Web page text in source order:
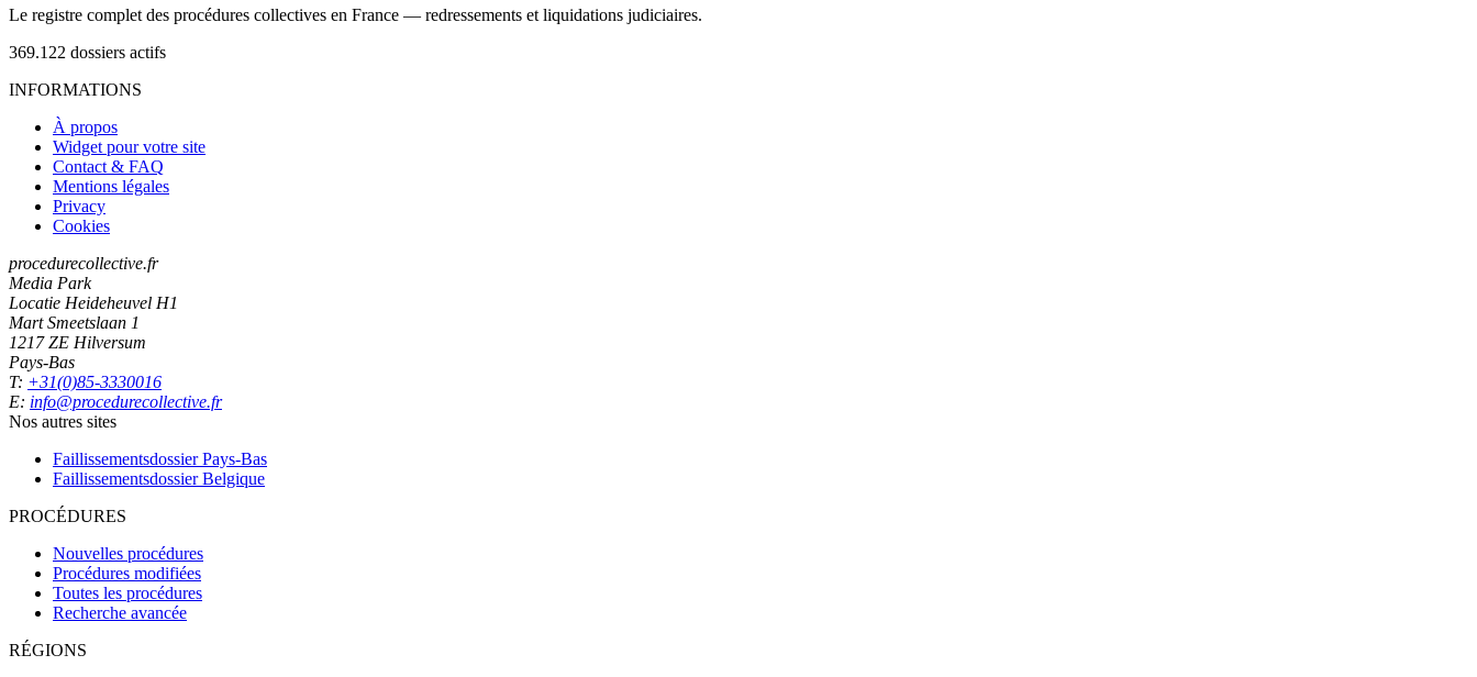
Le registre complet des procédures collectives en France — redressements et liquidations judiciaires.
369.122 dossiers actifs
INFORMATIONS
À propos
Widget pour votre site
Contact & FAQ
Mentions légales
Privacy
Cookies
procedurecollective.fr
Media Park
Locatie Heideheuvel H1
Mart Smeetslaan 1
1217 ZE Hilversum
Pays-Bas
T: +31(0)85-3330016
E: info@procedurecollective.fr
Nos autres sites
Faillissementsdossier Pays-Bas
Faillissementsdossier Belgique
PROCÉDURES
Nouvelles procédures
Procédures modifiées
Toutes les procédures
Recherche avancée
RÉGIONS